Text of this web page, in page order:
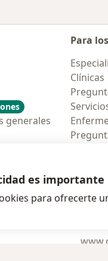
generales
Para
Clínicas
es importante
para ofrecerte